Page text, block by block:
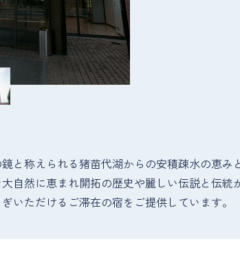
と称えられる猪苗代湖からの安積疎水の恵み
自然に恵まれ開拓の歴史や麗しい伝説と伝統
いただけるご滞在の宿をご提供しています。